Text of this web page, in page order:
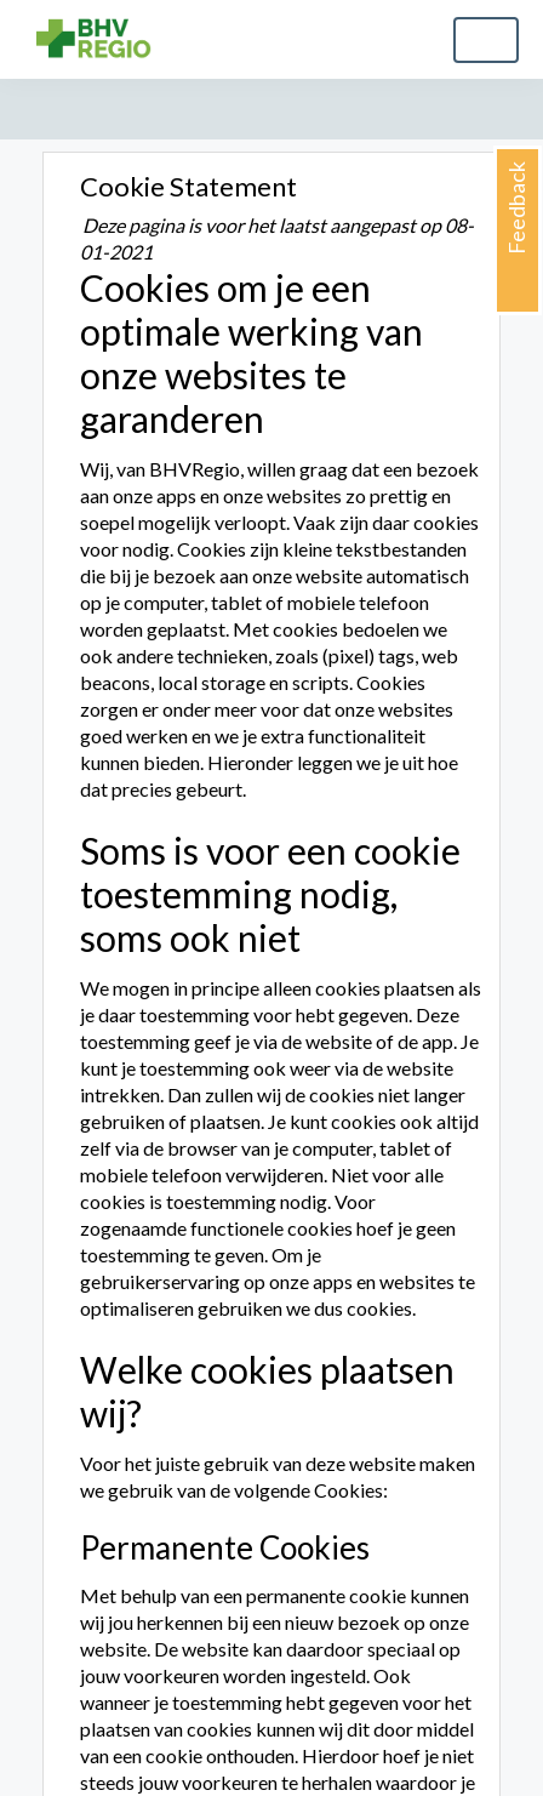
Cookie Statement
Deze pagina is voor het laatst aangepast op 08-
01-2021
Cookies om je een
optimale werking van
onze websites te
garanderen
Wij, van BHVRegio, willen graag dat een bezoek
aan onze apps en onze websites zo prettig en
soepel mogelijk verloopt. Vaak zijn daar cookies
voor nodig. Cookies zijn kleine tekstbestanden
die bij je bezoek aan onze website automatisch
op je computer, tablet of mobiele telefoon
worden geplaatst. Met cookies bedoelen we
ook andere technieken, zoals (pixel) tags, web
beacons, local storage en scripts. Cookies
zorgen er onder meer voor dat onze websites
goed werken en we je extra functionaliteit
kunnen bieden. Hieronder leggen we je uit hoe
dat precies gebeurt.
Soms is voor een cookie
toestemming nodig,
soms ook niet
We mogen in principe alleen cookies plaatsen als
je daar toestemming voor hebt gegeven. Deze
toestemming geef je via de website of de app. Je
kunt je toestemming ook weer via de website
intrekken. Dan zullen wij de cookies niet langer
gebruiken of plaatsen. Je kunt cookies ook altijd
zelf via de browser van je computer, tablet of
mobiele telefoon verwijderen. Niet voor alle
cookies is toestemming nodig. Voor
zogenaamde functionele cookies hoef je geen
toestemming te geven. Om je
gebruikerservaring op onze apps en websites te
optimaliseren gebruiken we dus cookies.
Welke cookies plaatsen
wij?
Voor het juiste gebruik van deze website maken
we gebruik van de volgende Cookies:
Permanente Cookies
Met behulp van een permanente cookie kunnen
wij jou herkennen bij een nieuw bezoek op onze
website. De website kan daardoor speciaal op
jouw voorkeuren worden ingesteld. Ook
wanneer je toestemming hebt gegeven voor het
plaatsen van cookies kunnen wij dit door middel
van een cookie onthouden. Hierdoor hoef je niet
steeds jouw voorkeuren te herhalen waardoor je
Feedback